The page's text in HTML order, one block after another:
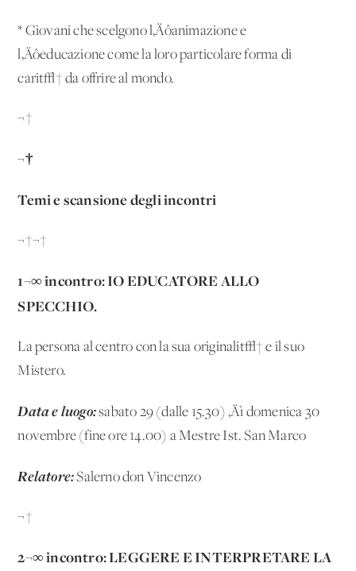
* Giovani che scelgono l‚Äôanimazione e
l‚Äôeducazione come la loro particolare forma di
carit√† da offrire al mondo.
¬†
¬†
Temi e scansione degli incontri
¬†¬†
1¬∞ incontro:IO EDUCATORE ALLO
SPECCHIO.
La persona al centro con la sua originalit√† e il suo
Mistero.
Data e luogo:sabato 29 (dalle 15.30) ‚Äì domenica 30
novembre (fine ore 14.00) a Mestre Ist. San Marco
Relatore:Salerno don Vincenzo
¬†
2¬∞ incontro: LEGGERE E INTERPRETARE LA